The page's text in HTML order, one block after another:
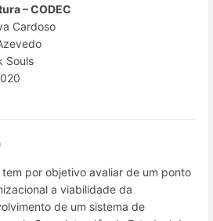
– CODEC
Cardoso
Souls
por objetivo avaliar de um ponto
a viabilidade da
de um sistema de